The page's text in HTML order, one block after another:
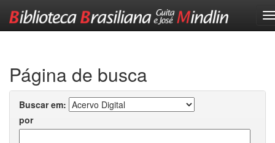
Página de busca
Buscar em:
por